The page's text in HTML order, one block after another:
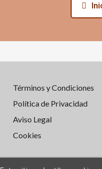
Términos y Condiciones
Política de Privacidad
Aviso Legal
Cookies